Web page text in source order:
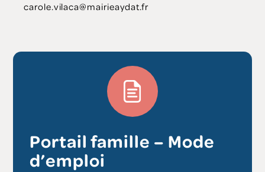
carole.vilaca@mairieaydat.fr
Portail famille – Mode
d’emploi